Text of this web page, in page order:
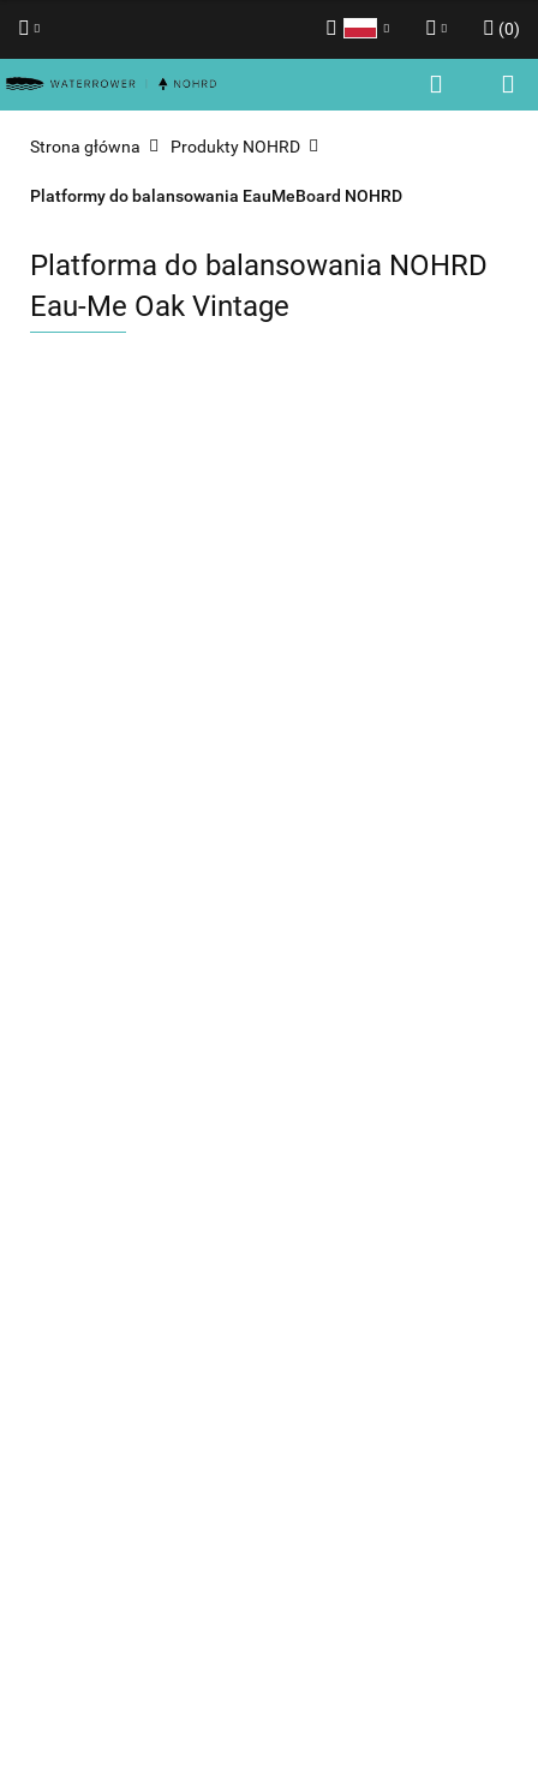
Zaloguj się
Zgody cookies
(0)
Strona główna Produkty NOHRD
Platformy do balansowania EauMeBoard NOHRD
Platforma do balansowania NOHRD
Eau-Me Oak Vintage